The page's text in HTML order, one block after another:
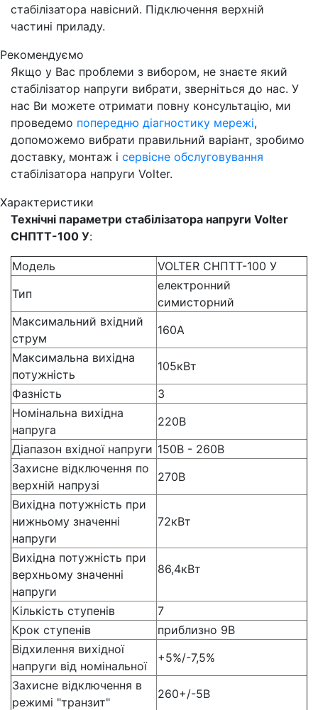
стабілізатора навісний. Підключення верхній
частині приладу.
Рекомендуємо
Якщо у Вас проблеми з вибором, не знаєте який
стабілізатор напруги вибрати, зверніться до нас. У
нас Ви можете отримати повну консультацію, ми
проведемо попередню діагностику мережі,
допоможемо вибрати правильний варіант, зробимо
доставку, монтаж і сервісне обслуговування
стабілізатора напруги Volter.
Характеристики
Технічні параметри стабілізатора напруги Volter
СНПТТ-100 У:
Модель
VOLTER СНПТТ-100 У
Тип
електронний
симисторний
Максимальний вхідний
струм
160А
Максимальна вихідна
потужність
105кВт
Фазність
3
Номінальна вихідна
напруга
220В
Діапазон вхідної напруги 150В - 260В
Захисне відключення по
верхній напрузі
270В
Вихідна потужність при
нижньому значенні
напруги
72кВт
Вихідна потужність при
верхньому значенні
напруги
86,4кВт
Кількість ступенів
7
Крок ступенів
приблизно 9В
Відхилення вихідної
напруги від номінальної
+5%/-7,5%
Захисне відключення в
режимі "транзит"
260+/-5В